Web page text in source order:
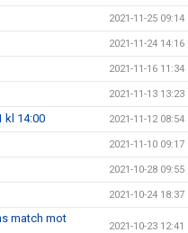
2021-11-25 09:14
2021-11-24 14:16
2021-11-16 11:34
2021-11-13 13:23
kl 14:00 2021-11-12 08:54
2021-11-10 09:17
2021-10-28 09:55
2021-10-24 18:37
match mot
2021-10-23 12:41